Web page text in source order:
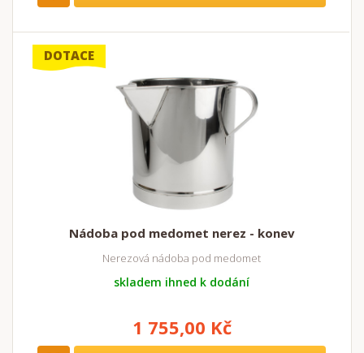
DOTACE
Nádoba pod medomet nerez - konev
Nerezová nádoba pod medomet
skladem ihned k dodání
1 755,00 Kč